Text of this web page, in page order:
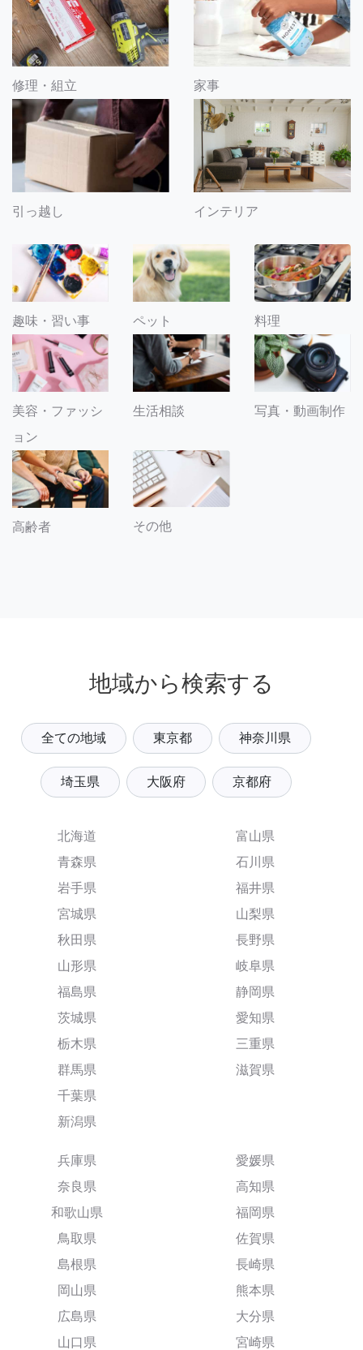
修理・組立 家事
引っ越し インテリア
趣味・習い事 ペット 料理
美容・ファッシ
ョン
生活相談 写真・動画制作
高齢者 その他
地域から検索する
全ての地域 東京都 神奈川県
埼玉県 大阪府 京都府
北海道
青森県
岩手県
宮城県
秋田県
山形県
福島県
茨城県
栃木県
群馬県
千葉県
新潟県
富山県
石川県
福井県
山梨県
長野県
岐阜県
静岡県
愛知県
三重県
滋賀県
兵庫県
奈良県
和歌山県
鳥取県
島根県
岡山県
広島県
山口県
愛媛県
高知県
福岡県
佐賀県
長崎県
熊本県
大分県
宮崎県